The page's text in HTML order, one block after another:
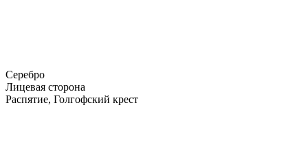
Серебро
Лицевая сторона
Распятие, Голгофский крест